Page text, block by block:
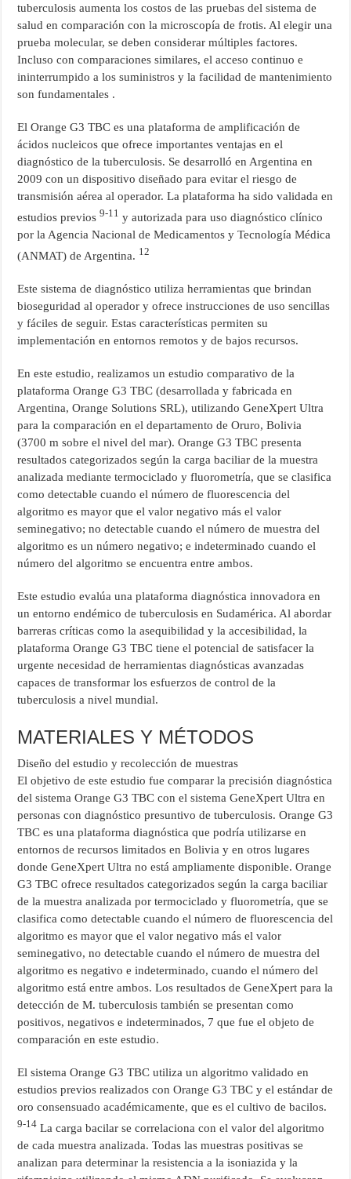
tuberculosis aumenta los costos de las pruebas del sistema de
salud en comparación con la microscopía de frotis. Al elegir una
prueba molecular, se deben considerar múltiples factores.
Incluso con comparaciones similares, el acceso continuo e
ininterrumpido a los suministros y la facilidad de mantenimiento
son fundamentales .
El Orange G3 TBC es una plataforma de amplificación de
ácidos nucleicos que ofrece importantes ventajas en el
diagnóstico de la tuberculosis. Se desarrolló en Argentina en
2009 con un dispositivo diseñado para evitar el riesgo de
transmisión aérea al operador. La plataforma ha sido validada en
estudios previos9-11 y autorizada para uso diagnóstico clínico
por la Agencia Nacional de Medicamentos y Tecnología Médica
(ANMAT) de Argentina. 12
Este sistema de diagnóstico utiliza herramientas que brindan
bioseguridad al operador y ofrece instrucciones de uso sencillas
y fáciles de seguir. Estas características permiten su
implementación en entornos remotos y de bajos recursos.
En este estudio, realizamos un estudio comparativo de la
plataforma Orange G3 TBC (desarrollada y fabricada en
Argentina, Orange Solutions SRL), utilizando GeneXpert Ultra
para la comparación en el departamento de Oruro, Bolivia
(3700 m sobre el nivel del mar). Orange G3 TBC presenta
resultados categorizados según la carga baciliar de la muestra
analizada mediante termociclado y fluorometría, que se clasifica
como detectable cuando el número de fluorescencia del
algoritmo es mayor que el valor negativo más el valor
seminegativo; no detectable cuando el número de muestra del
algoritmo es un número negativo; e indeterminado cuando el
número del algoritmo se encuentra entre ambos.
Este estudio evalúa una plataforma diagnóstica innovadora en
un entorno endémico de tuberculosis en Sudamérica. Al abordar
barreras críticas como la asequibilidad y la accesibilidad, la
plataforma Orange G3 TBC tiene el potencial de satisfacer la
urgente necesidad de herramientas diagnósticas avanzadas
capaces de transformar los esfuerzos de control de la
tuberculosis a nivel mundial.
MATERIALES Y MÉTODOS
Diseño del estudio y recolección de muestras
El objetivo de este estudio fue comparar la precisión diagnóstica
del sistema Orange G3 TBC con el sistema GeneXpert Ultra en
personas con diagnóstico presuntivo de tuberculosis. Orange G3
TBC es una plataforma diagnóstica que podría utilizarse en
entornos de recursos limitados en Bolivia y en otros lugares
donde GeneXpert Ultra no está ampliamente disponible. Orange
G3 TBC ofrece resultados categorizados según la carga baciliar
de la muestra analizada por termociclado y fluorometría, que se
clasifica como detectable cuando el número de fluorescencia del
algoritmo es mayor que el valor negativo más el valor
seminegativo, no detectable cuando el número de muestra del
algoritmo es negativo e indeterminado, cuando el número del
algoritmo está entre ambos. Los resultados de GeneXpert para la
detección de M. tuberculosis también se presentan como
positivos, negativos e indeterminados, 7 que fue el objeto de
comparación en este estudio.
El sistema Orange G3 TBC utiliza un algoritmo validado en
estudios previos realizados con Orange G3 TBC y el estándar de
oro consensuado académicamente, que es el cultivo de bacilos.
9-14 La carga bacilar se correlaciona con el valor del algoritmo
de cada muestra analizada. Todas las muestras positivas se
analizan para determinar la resistencia a la isoniazida y la